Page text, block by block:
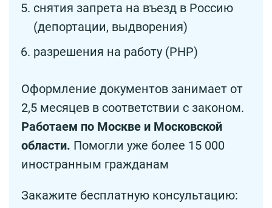
снятия запрета на въезд в Россию
(депортации, выдворения)
разрешения на работу (РНР)
Оформление документов занимает от
2,5 месяцев в соответствии с законом.
Работаем по Москве и Московской
области. Помогли уже более 15 000
иностранным гражданам
Закажите бесплатную консультацию: